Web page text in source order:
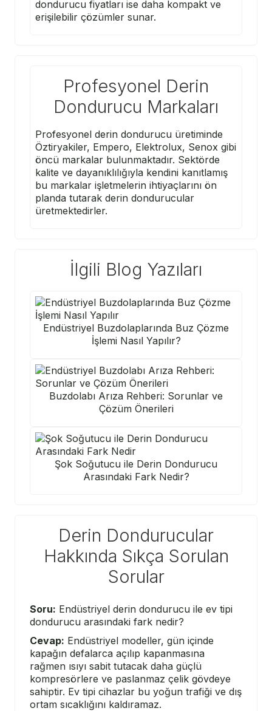
dondurucu fiyatları ise daha kompakt ve
erişilebilir çözümler sunar.
Profesyonel Derin
Dondurucu Markaları
Profesyonel derin dondurucu üretiminde
Öztiryakiler, Empero, Elektrolux, Senox gibi
öncü markalar bulunmaktadır. Sektörde
kalite ve dayanıklılığıyla kendini kanıtlamış
bu markalar işletmelerin ihtiyaçlarını ön
planda tutarak derin dondurucular
üretmektedirler.
İlgili Blog Yazıları
Endüstriyel Buzdolaplarında Buz Çözme
İşlemi Nasıl Yapılır?
Buzdolabı Arıza Rehberi: Sorunlar ve
Çözüm Önerileri
Şok Soğutucu ile Derin Dondurucu
Arasındaki Fark Nedir?
Derin Dondurucular
Hakkında Sıkça Sorulan
Sorular
Soru: Endüstriyel derin dondurucu ile ev tipi
dondurucu arasındaki fark nedir?
Cevap: Endüstriyel modeller, gün içinde
kapağın defalarca açılıp kapanmasına
rağmen ısıyı sabit tutacak daha güçlü
kompresörlere ve paslanmaz çelik gövdeye
sahiptir. Ev tipi cihazlar bu yoğun trafiği ve dış
ortam sıcaklığını kaldıramaz.